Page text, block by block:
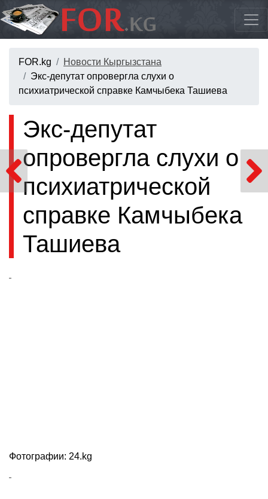
FOR.kg
Новости Кыргызстана
Экс-депутат опровергла слухи о
психиатрической справке Камчыбека Ташиева
Экс-депутат
опровергла слухи о
психиатрической
справке Камчыбека
Ташиева
Фотографии: 24.kg